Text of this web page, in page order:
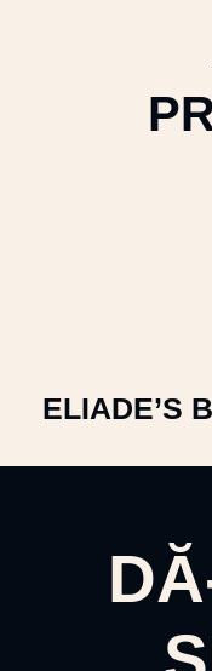
ELIADE’S